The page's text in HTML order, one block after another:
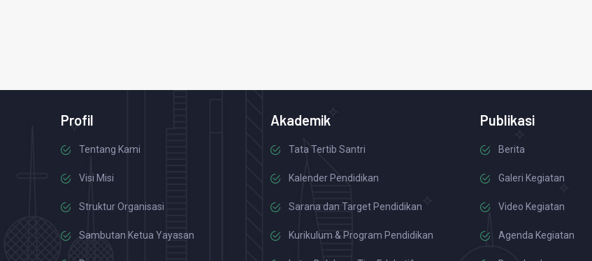
Profil
Tentang Kami
Visi Misi
Struktur Organisasi
Sambutan Ketua Yayasan
Akademik
Tata Tertib Santri
Kalender Pendidikan
Sarana dan Target Pendidikan
Kurikulum & Program Pendidikan
Publikasi
Berita
Galeri Kegiatan
Video Kegiatan
Agenda Kegiatan